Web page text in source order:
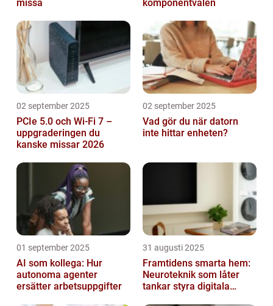
missa komponentvalen
02 september 2025
PCIe 5.0 och Wi-Fi 7 –
uppgraderingen du
kanske missar 2026
02 september 2025
Vad gör du när datorn
inte hittar enheten?
01 september 2025
AI som kollega: Hur
autonoma agenter
ersätter arbetsuppgifter
31 augusti 2025
Framtidens smarta hem:
Neuroteknik som låter
tankar styra digitala